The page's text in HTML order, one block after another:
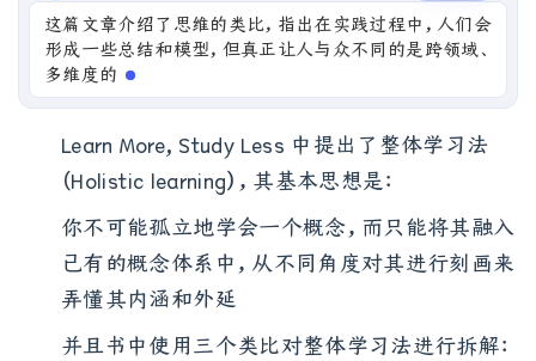
这篇文章介绍了思维的类比，指出在实践过程中，人们会
形成一些总结和模型，但真正让人与众不同的是跨领域、
多维度的连接能力。
Learn More, Study Less 中提出了整体学习法
（Holistic learning），其基本思想是：
你不可能孤立地学会一个概念，而只能将其融入
已有的概念体系中，从不同角度对其进行刻画来
弄懂其内涵和外延
并且书中使用三个类比对整体学习法进行拆解：